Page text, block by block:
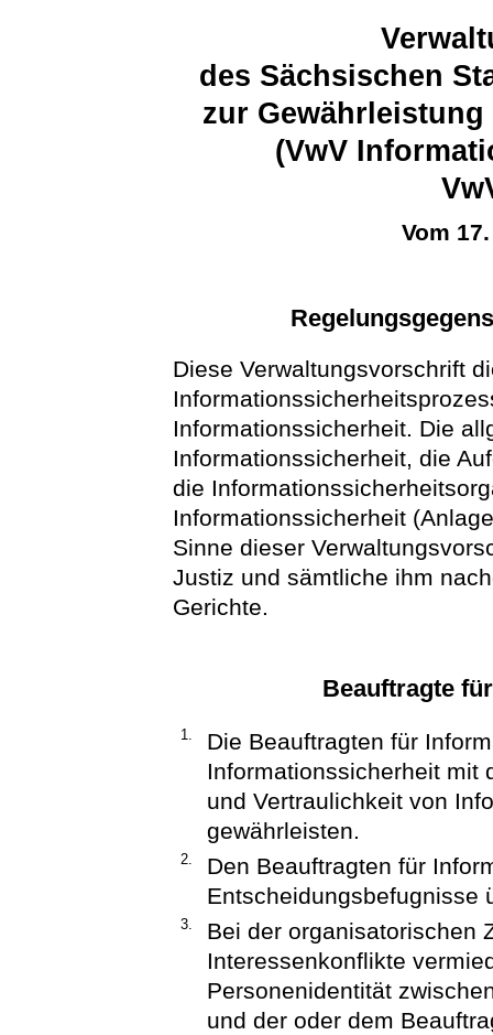
des Sächsischen
zur
(VwV
Vom
Diese Verwaltungsvorschrift
Informationssicherheit. Die
Informationssicherheit, die
die
Informationssicherheit
Sinne dieser
Justiz und sämtliche ihm
Gerichte.
Beauftragte
1.
Die Beauftragten für
Informationssicherheit mit
und Vertraulichkeit von
gewährleisten.
2.
Den Beauftragten für
Entscheidungsbefugnisse
3.
Bei der organisatorischen
Interessenkonflikte
Personenidentität
und der oder dem